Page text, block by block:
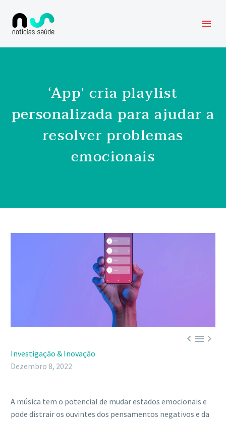
‘App’ cria playlist
personalizada para ajudar a
resolver problemas
emocionais

Investigação & Inovação
Dezembro 8, 2022
A música tem o potencial de mudar estados emocionais e
pode distrair os ouvintes dos pensamentos negativos e da